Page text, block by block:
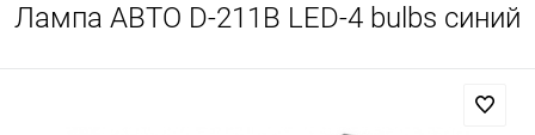
Лампа АВТО D-211B LED-4 bulbs синий